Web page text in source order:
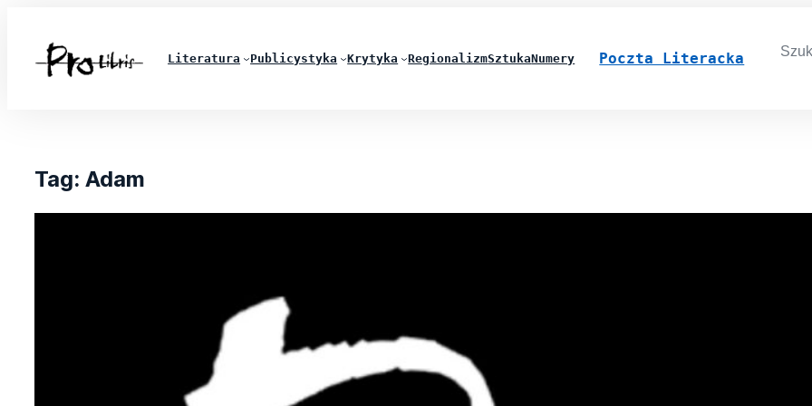
Literatura Publicystyka Krytyka RegionalizmSztukaNumery Poczta Literacka
for:
Tag: Adam